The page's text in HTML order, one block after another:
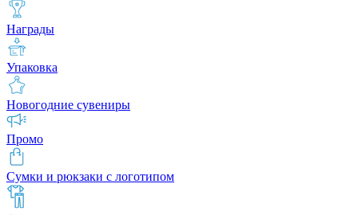
Награды
Упаковка
Новогодние сувениры
Промо
Сумки и рюкзаки с логотипом